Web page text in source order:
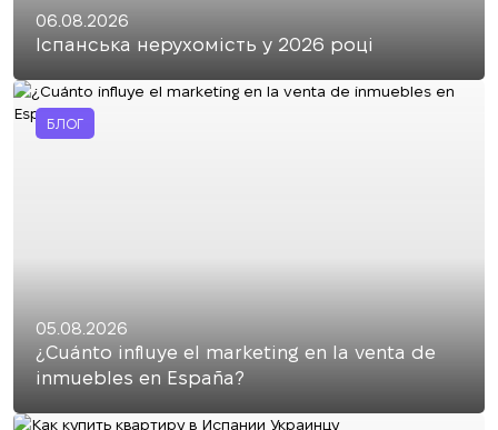
06.08.2026
Іспанська нерухомість у 2026 році
БЛОГ
05.08.2026
¿Cuánto influye el marketing en la venta de
inmuebles en España?